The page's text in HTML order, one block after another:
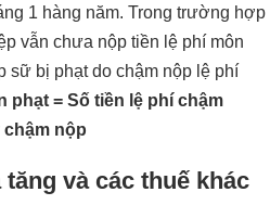
1 hàng năm. Trong trường hợp
vẫn chưa nộp tiền lệ phí môn
sữ bị phạt do chậm nộp lệ phí
phạt = Số tiền lệ phí chậm
chậm nộp
và các thuế khác